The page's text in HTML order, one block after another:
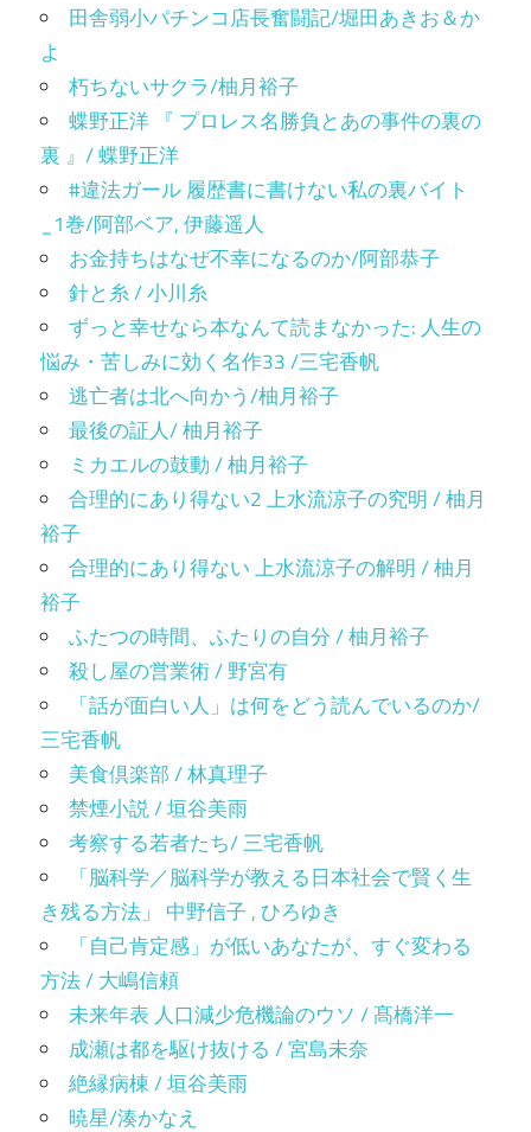
田舎弱小パチンコ店長奮闘記/堀田あきお＆か
よ
朽ちないサクラ/柚月裕子
蝶野正洋 『 プロレス名勝負とあの事件の裏の
裏 』/ 蝶野正洋
#違法ガール 履歴書に書けない私の裏バイト
_1巻/阿部ベア, 伊藤遥人
お金持ちはなぜ不幸になるのか/阿部恭子
針と糸 / 小川糸
ずっと幸せなら本なんて読まなかった: 人生の
悩み・苦しみに効く名作33 /三宅香帆
逃亡者は北へ向かう/柚月裕子
最後の証人/ 柚月裕子
ミカエルの鼓動 / 柚月裕子
合理的にあり得ない2 上水流涼子の究明 / 柚月
裕子
合理的にあり得ない 上水流涼子の解明 / 柚月
裕子
ふたつの時間、ふたりの自分 / 柚月裕子
殺し屋の営業術 / 野宮有
「話が面白い人」は何をどう読んでいるのか/
三宅香帆
美食倶楽部 / 林真理子
禁煙小説 / 垣谷美雨
考察する若者たち/ 三宅香帆
「脳科学／脳科学が教える日本社会で賢く生
き残る方法」 中野信子 , ひろゆき
「自己肯定感」が低いあなたが、すぐ変わる
方法 / 大嶋信頼
未来年表 人口減少危機論のウソ / 髙橋洋一
成瀬は都を駆け抜ける / 宮島未奈
絶縁病棟 / 垣谷美雨
暁星/湊かなえ